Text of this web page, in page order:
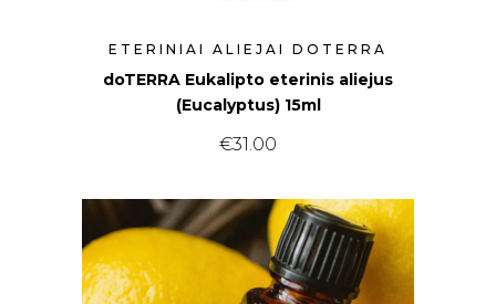
ETERINIAI ALIEJAI DOTERRA
doTERRA Eukalipto eterinis aliejus
(Eucalyptus) 15ml
€31.00